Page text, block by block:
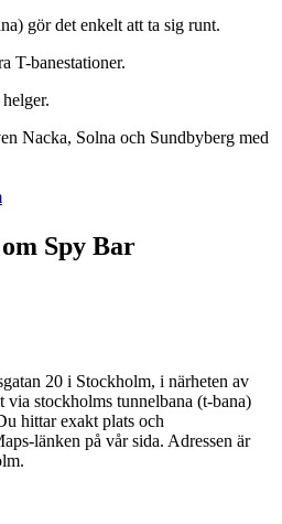
gör det enkelt att ta sig runt.
T-banestationer.
Nacka, Solna och Sundbyberg med
Spy Bar
20 i Stockholm, i närheten av
via stockholms tunnelbana (t-bana)
hittar exakt plats och
länken på vår sida. Adressen är